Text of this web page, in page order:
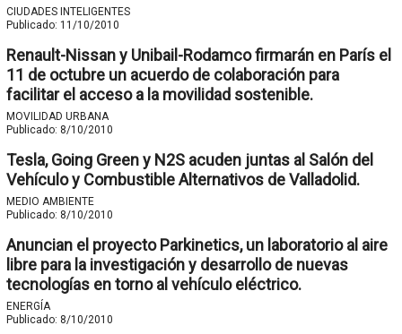
CIUDADES INTELIGENTES
Publicado: 11/10/2010
Renault-Nissan y Unibail-Rodamco firmarán en París el
11 de octubre un acuerdo de colaboración para
facilitar el acceso a la movilidad sostenible.
MOVILIDAD URBANA
Publicado: 8/10/2010
Tesla, Going Green y N2S acuden juntas al Salón del
Vehículo y Combustible Alternativos de Valladolid.
MEDIO AMBIENTE
Publicado: 8/10/2010
Anuncian el proyecto Parkinetics, un laboratorio al aire
libre para la investigación y desarrollo de nuevas
tecnologías en torno al vehículo eléctrico.
ENERGÍA
Publicado: 8/10/2010